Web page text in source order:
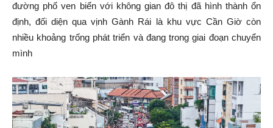
đường phố ven biển với không gian đô thị đã hình thành ổn
định, đối diện qua vịnh Gành Rái là khu vực Cần Giờ còn
nhiều khoảng trống phát triển và đang trong giai đoạn chuyển
mình